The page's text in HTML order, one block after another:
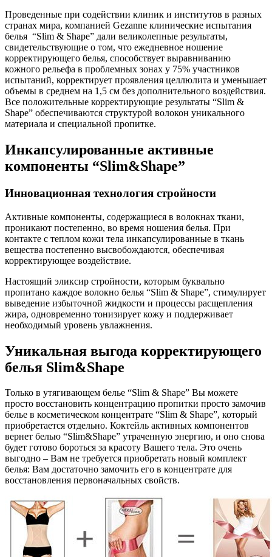
Проведенные при содействии клиник и институтов в разных
странах мира, компанией Gezanne клинические испытания
белья “Slim & Shape” дали великолепные результаты,
свидетельствующие о том, что ежедневное ношение
корректирующего белья, способствует выравниванию
кожного рельефа в проблемных зонах у 75% участников
испытаний, корректирует проявления целлюлита и уменьшает
объемы в среднем на 1,5 см без дополнительного воздействия.
Все положительные корректирующие результаты “Slim &
Shape” обеспечиваются структурой волокон уникального
материала и специальной пропитке.
Инкапсулированные активные
компоненты “Slim&Shape”
Инновационная технология стройности
Активные компоненты, содержащиеся в волокнах ткани,
проникают постепенно, во время ношения белья. При
контакте с теплом кожи тела инкапсулированные в ткань
вещества постепенно высвобождаются, обеспечивая
корректирующее воздействие.
Настоящий эликсир стройности, которым буквально
пропитано каждое волокно белья “Slim & Shape”, стимулирует
выведение избыточной жидкости и процессы расщепления
жира, одновременно тонизирует кожу и поддерживает
необходимый уровень увлажнения.
Уникальная выгода корректирующего
белья Slim&Shape
Только в утягивающем белье “Slim & Shape” Вы можете
просто восстановить концентрацию пропитки просто замочив
белье в косметическом концентрате “Slim & Shape”, который
приобретается отдельно. Коктейль активных компонентов
вернет белью “Slim&Shape” утраченную энергию, и оно снова
будет готово бороться за красоту Вашего тела. Это очень
выгодно – Вам не требуется приобретать новый комплект
белья: Вам достаточно замочить его в концентрате для
восстановления первоначальных свойств.